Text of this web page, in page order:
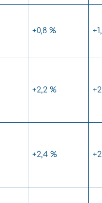
+0,8 %
+2,2 %
+2,4 %